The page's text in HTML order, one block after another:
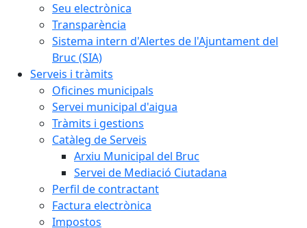
Seu electrònica
Transparència
Sistema intern d'Alertes de l'Ajuntament del
Bruc (SIA)
Serveis i tràmits
Oficines municipals
Servei municipal d'aigua
Tràmits i gestions
Catàleg de Serveis
Arxiu Municipal del Bruc
Servei de Mediació Ciutadana
Perfil de contractant
Factura electrònica
Impostos